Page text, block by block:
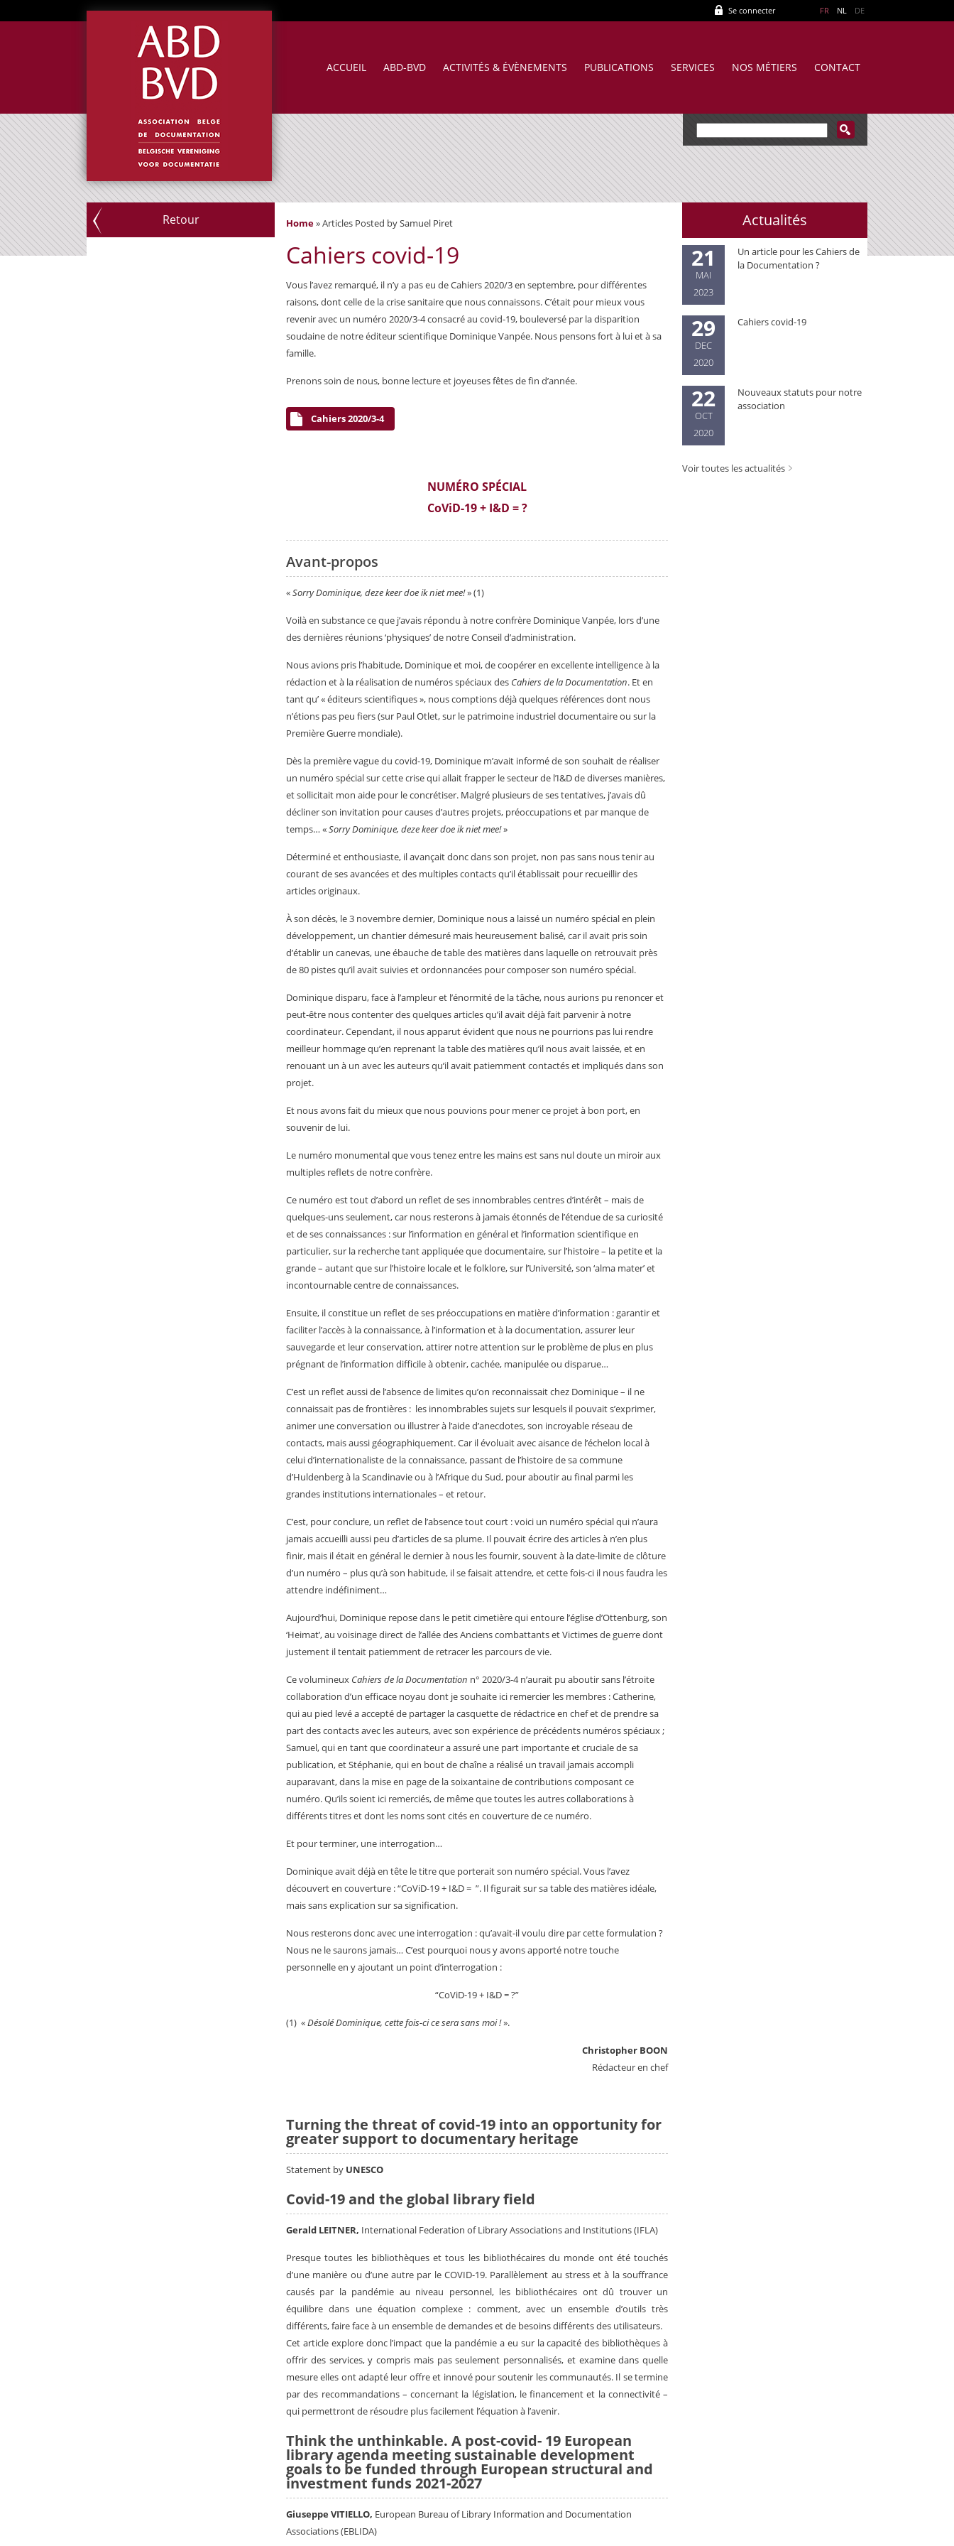
Se connecter FR NL DE
ACCUEIL ABD-BVD ACTIVITÉS & ÉVÈNEMENTS PUBLICATIONS SERVICES NOS MÉTIERS CONTACT
Retour Home»Articles Posted by Samuel Piret
Cahiers covid-19
Vous l’avez remarqué, il n’y a pas eu de Cahiers 2020/3 en septembre, pour différentes
raisons, dont celle de la crise sanitaire que nous connaissons. C’était pour mieux vous
revenir avec un numéro 2020/3-4 consacré au covid-19, bouleversé par la disparition
soudaine de notre éditeur scientifique Dominique Vanpée. Nous pensons fort à lui et à sa
famille.
Prenons soin de nous, bonne lecture et joyeuses fêtes de fin d’année.
Cahiers 2020/3-4
NUMÉRO SPÉCIAL
CoViD-19 + I&D = ?
Avant-propos
«Sorry Dominique, deze keer doe ik niet mee!» (1)
Voilà en substance ce que j’avais répondu à notre confrère Dominique Vanpée, lors d’une
des dernières réunions ‘physiques’ de notre Conseil d’administration.
Nous avions pris l’habitude, Dominique et moi, de coopérer en excellente intelligence à la
rédaction et à la réalisation de numéros spéciaux des Cahiers de la Documentation. Et en
tant qu’ « éditeurs scientifiques », nous comptions déjà quelques références dont nous
n’étions pas peu fiers (sur Paul Otlet, sur le patrimoine industriel documentaire ou sur la
Première Guerre mondiale).
Dès la première vague du covid-19, Dominique m’avait informé de son souhait de réaliser
un numéro spécial sur cette crise qui allait frapper le secteur de l’I&D de diverses manières,
et sollicitait mon aide pour le concrétiser. Malgré plusieurs de ses tentatives, j’avais dû
décliner son invitation pour causes d’autres projets, préoccupations et par manque de
temps… «Sorry Dominique, deze keer doe ik niet mee!»
Déterminé et enthousiaste, il avançait donc dans son projet, non pas sans nous tenir au
courant de ses avancées et des multiples contacts qu’il établissait pour recueillir des
articles originaux.
À son décès, le 3 novembre dernier, Dominique nous a laissé un numéro spécial en plein
développement, un chantier démesuré mais heureusement balisé, car il avait pris soin
d’établir un canevas, une ébauche de table des matières dans laquelle on retrouvait près
de 80 pistes qu’il avait suivies et ordonnancées pour composer son numéro spécial.
Dominique disparu, face à l’ampleur et l’énormité de la tâche, nous aurions pu renoncer et
peut-être nous contenter des quelques articles qu’il avait déjà fait parvenir à notre
coordinateur. Cependant, il nous apparut évident que nous ne pourrions pas lui rendre
meilleur hommage qu’en reprenant la table des matières qu’il nous avait laissée, et en
renouant un à un avec les auteurs qu’il avait patiemment contactés et impliqués dans son
projet.
Et nous avons fait du mieux que nous pouvions pour mener ce projet à bon port, en
souvenir de lui.
Le numéro monumental que vous tenez entre les mains est sans nul doute un miroir aux
multiples reflets de notre confrère.
Ce numéro est tout d’abord un reflet de ses innombrables centres d’intérêt – mais de
quelques-uns seulement, car nous resterons à jamais étonnés de l’étendue de sa curiosité
et de ses connaissances : sur l’information en général et l’information scientifique en
particulier, sur la recherche tant appliquée que documentaire, sur l’histoire – la petite et la
grande – autant que sur l’histoire locale et le folklore, sur l’Université, son ‘alma mater’ et
incontournable centre de connaissances.
Ensuite, il constitue un reflet de ses préoccupations en matière d’information : garantir et
faciliter l’accès à la connaissance, à l’information et à la documentation, assurer leur
sauvegarde et leur conservation, attirer notre attention sur le problème de plus en plus
prégnant de l’information difficile à obtenir, cachée, manipulée ou disparue…
C’est un reflet aussi de l’absence de limites qu’on reconnaissait chez Dominique – il ne
connaissait pas de frontières : les innombrables sujets sur lesquels il pouvait s’exprimer,
animer une conversation ou illustrer à l’aide d’anecdotes, son incroyable réseau de
contacts, mais aussi géographiquement. Car il évoluait avec aisance de l’échelon local à
celui d’internationaliste de la connaissance, passant de l’histoire de sa commune
d’Huldenberg à la Scandinavie ou à l’Afrique du Sud, pour aboutir au final parmi les
grandes institutions internationales – et retour.
C’est, pour conclure, un reflet de l’absence tout court : voici un numéro spécial qui n’aura
jamais accueilli aussi peu d’articles de sa plume. Il pouvait écrire des articles à n’en plus
finir, mais il était en général le dernier à nous les fournir, souvent à la date-limite de clôture
d’un numéro – plus qu’à son habitude, il se faisait attendre, et cette fois-ci il nous faudra les
attendre indéfiniment…
Aujourd’hui, Dominique repose dans le petit cimetière qui entoure l’église d’Ottenburg, son
‘Heimat’, au voisinage direct de l’allée des Anciens combattants et Victimes de guerre dont
justement il tentait patiemment de retracer les parcours de vie.
Ce volumineux Cahiers de la Documentation n° 2020/3-4 n’aurait pu aboutir sans l’étroite
collaboration d’un efficace noyau dont je souhaite ici remercier les membres : Catherine,
qui au pied levé a accepté de partager la casquette de rédactrice en chef et de prendre sa
part des contacts avec les auteurs, avec son expérience de précédents numéros spéciaux ;
Samuel, qui en tant que coordinateur a assuré une part importante et cruciale de sa
publication, et Stéphanie, qui en bout de chaîne a réalisé un travail jamais accompli
auparavant, dans la mise en page de la soixantaine de contributions composant ce
numéro. Qu’ils soient ici remerciés, de même que toutes les autres collaborations à
différents titres et dont les noms sont cités en couverture de ce numéro.
Et pour terminer, une interrogation…
Dominique avait déjà en tête le titre que porterait son numéro spécial. Vous l’avez
découvert en couverture : “CoViD-19 + I&D = ”. Il figurait sur sa table des matières idéale,
mais sans explication sur sa signification.
Nous resterons donc avec une interrogation : qu’avait-il voulu dire par cette formulation ?
Nous ne le saurons jamais… C’est pourquoi nous y avons apporté notre touche
personnelle en y ajoutant un point d’interrogation :
“CoViD-19 + I&D = ?”
(1) «Désolé Dominique, cette fois-ci ce sera sans moi !».
Christopher BOON
Rédacteur en chef
Turning the threat of covid-19 into an opportunity for
greater support to documentary heritage
Statement by UNESCO
Covid-19 and the global library field
Gerald LEITNER, International Federation of Library Associations and Institutions (IFLA)
Presque toutes les bibliothèques et tous les bibliothécaires du monde ont été touchés
d’une manière ou d’une autre par le COVID-19. Parallèlement au stress et à la souffrance
causés par la pandémie au niveau personnel, les bibliothécaires ont dû trouver un
équilibre dans une équation complexe : comment, avec un ensemble d’outils très
différents, faire face à un ensemble de demandes et de besoins différents des utilisateurs.
Cet article explore donc l’impact que la pandémie a eu sur la capacité des bibliothèques à
offrir des services, y compris mais pas seulement personnalisés, et examine dans quelle
mesure elles ont adapté leur offre et innové pour soutenir les communautés. Il se termine
par des recommandations – concernant la législation, le financement et la connectivité –
qui permettront de résoudre plus facilement l’équation à l’avenir.
Think the unthinkable. A post-covid- 19 European
library agenda meeting sustainable development
goals to be funded through European structural and
investment funds 2021-2027
Giuseppe VITIELLO, European Bureau of Library Information and Documentation
Associations (EBLIDA)
Actualités
21
MAI
2023
Un article pour les Cahiers de
la Documentation ?
29
DEC
2020
Cahiers covid-19
22
OCT
2020
Nouveaux statuts pour notre
association
Voir toutes les actualités